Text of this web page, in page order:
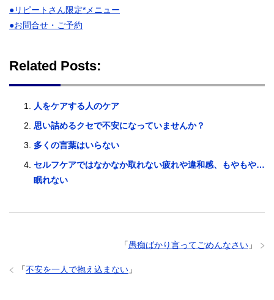
●リピートさん限定*メニュー
●お問合せ・ご予約
Related Posts:
人をケアする人のケア
思い詰めるクセで不安になっていませんか？
多くの言葉はいらない
セルフケアではなかなか取れない疲れや違和感、もやもや…
眠れない
「愚痴ばかり言ってごめんなさい 」
「不安を一人で抱え込まない 」